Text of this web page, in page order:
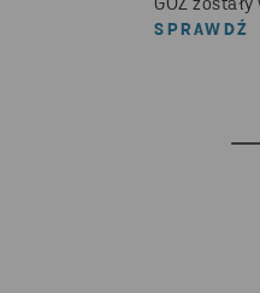
GOZ
SPRAWDŹ